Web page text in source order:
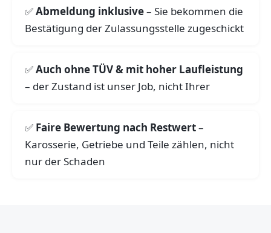
Abmeldung inklusive– Sie bekommen die
Bestätigung der Zulassungsstelle zugeschickt
Auch ohne TÜV & mit hoher Laufleistung
– der Zustand ist unser Job, nicht Ihrer
Faire Bewertung nach Restwert–
Karosserie, Getriebe und Teile zählen, nicht
nur der Schaden